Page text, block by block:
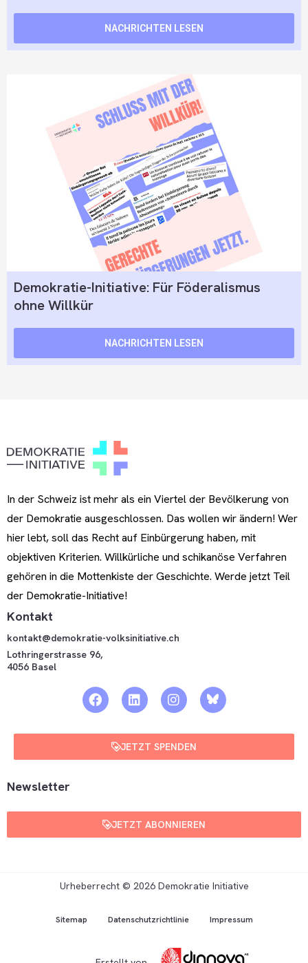
NACHRICHTEN LESEN
Demokratie-Initiative: Für Föderalismus
ohne Willkür
NACHRICHTEN LESEN
In der Schweiz ist mehr als ein Viertel der Bevölkerung von
der Demokratie ausgeschlossen. Das wollen wir ändern! Wer
hier lebt, soll das Recht auf Einbürgerung haben, mit
objektiven Kriterien. Willkürliche und schikanöse Verfahren
gehören in die Mottenkiste der Geschichte. Werde jetzt Teil
der Demokratie-Initiative!
Kontakt
kontakt@demokratie-volksinitiative.ch
Lothringerstrasse 96,
4056 Basel
JETZT SPENDEN
Newsletter
JETZT ABONNIEREN
Urheberrecht © 2026 Demokratie Initiative
Sitemap Datenschutzrichtlinie Impressum